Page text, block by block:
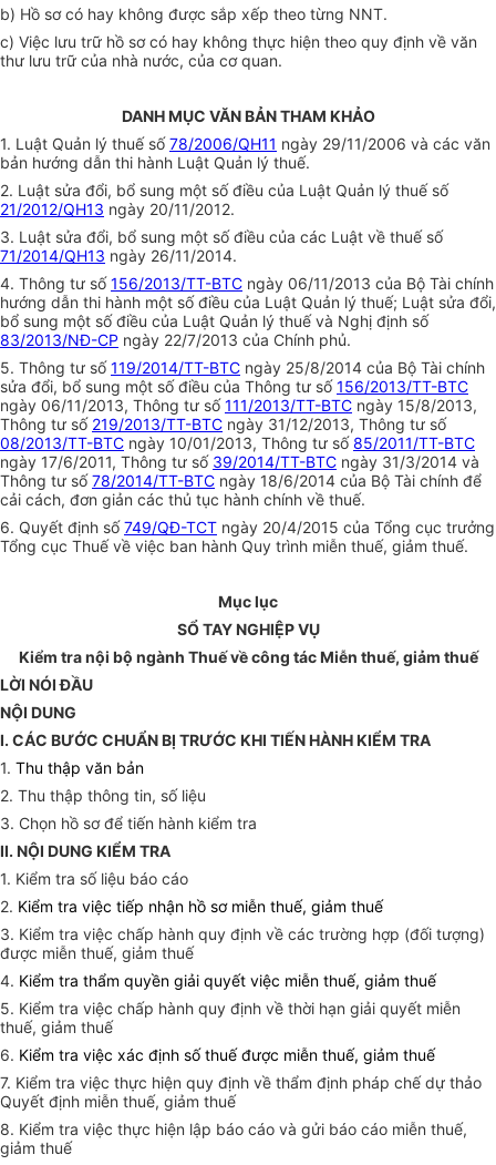
b) Hồ sơ có hay không được sắp xếp theo từng NNT.
c) Việc lưu trữ hồ sơ có hay không thực hiện theo quy định về văn
thư lưu trữ của nhà nước, của cơ quan.
DANH MỤC VĂN BẢN THAM KHẢO
1. Luật Quản lý thuế số78/2006/QH11 ngày 29/11/2006 và các văn
bản hướng dẫn thi hành Luật Quản lý thuế.
2. Luật sửa đổi, bổ sung một số điều của Luật Quản lý thuế số
21/2012/QH13 ngày 20/11/2012.
3. Luật sửa đổi, bổ sung một số điều của các Luật về thuế số
71/2014/QH13 ngày 26/11/2014.
4. Thông tư số156/2013/TT-BTC ngày 06/11/2013 của Bộ Tài chính
hướng dẫn thi hành một số điều của Luật Quản lý thuế; Luật sửa đổi,
bổ sung một sốđiều của Luật Quản lý thuế và Nghị định số
83/2013/NĐ-CP ngày 22/7/2013 của Chính phủ.
5. Thông tư số119/2014/TT-BTC ngày 25/8/2014 của Bộ Tài chính
sửa đổi, bổ sung một số điều của Thông tư số156/2013/TT-BTC
ngày 06/11/2013, Thông tư số111/2013/TT-BTC ngày 15/8/2013,
Thông tư số 219/2013/TT-BTC ngày 31/12/2013, Thông tư số
08/2013/TT-BTC ngày 10/01/2013, Thông tư số85/2011/TT-BTC
ngày 17/6/2011, Thông tư số 39/2014/TT-BTC ngày 31/3/2014 và
Thông tư số78/2014/TT-BTC ngày 18/6/2014 của Bộ Tài chính để
cải cách, đơn giản các thủ tục hành chính về thuế.
6. Quyết định số749/QĐ-TCT ngày 20/4/2015 của Tổng cục trưởng
Tổng cục Thuế về việc ban hành Quy trình miễn thuế, giảm thuế.
Mục lục
SỔ TAY NGHIỆP VỤ
Kiểm tra nội bộ ngành Thuế về công tác Miễn thuế, giảm thuế
LỜI NÓI ĐẦU
NỘI DUNG
I. CÁC BƯỚC CHUẨN BỊ TRƯỚC KHI TIẾN HÀNH KIỂM TRA
1. Thu thập văn bản
2. Thu thập thông tin, số liệu
3. Chọn hồ sơ để tiến hành kiểm tra
II. NỘI DUNG KIỂM TRA
1. Kiểm tra số liệu báo cáo
2. Kiểm tra việc tiếp nhận hồ sơ miễn thuế, giảm thuế
3. Kiểm tra việc chấp hành quy định về các trường hợp (đối tượng)
được miễn thuế, giảm thuế
4. Kiểm tra thẩm quyền giải quyết việc miễn thuế, giảm thuế
5. Kiểm tra việc chấp hành quy định về thời hạn giải quyết miễn
thuế, giảm thuế
6. Kiểm tra việc xác định số thuế được miễn thuế, giảm thuế
7. Kiểm tra việc thực hiện quy định về thẩm định pháp chế dự thảo
Quyết định miễn thuế, giảm thuế
8. Kiểm tra việc thực hiện lập báo cáo và gửi báo cáo miễn thuế,
giảm thuế